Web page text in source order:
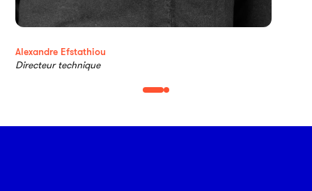
Alexandre Efstathiou
Directeur technique